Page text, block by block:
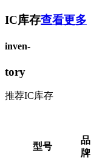
IC库存查看更多
inven-
tory
推荐IC库存
型号
品
牌